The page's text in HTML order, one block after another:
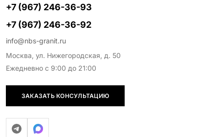
+7 (967) 246-36-93
+7 (967) 246-36-92
info@nbs-granit.ru
Москва, ул. Нижегородская, д. 50
Ежедневно с 9:00 до 21:00
ЗАКАЗАТЬ КОНСУЛЬТАЦИЮ